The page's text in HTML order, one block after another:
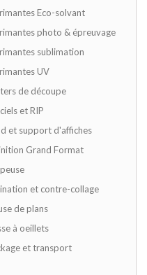
Eco-solvant
photo & épreuvage
sublimation
UV
de découpe
et RIP
et support d'affiches
Grand Format
et contre-collage
de plans
à oeillets
et transport